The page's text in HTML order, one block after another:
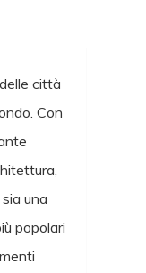
città
Con
una
popolari